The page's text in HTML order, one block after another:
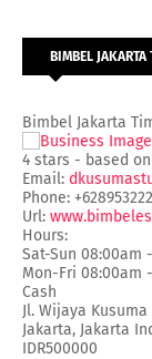
BIMBEL JAKARTA
Bimbel Jakarta
4 stars - based on
Email:
Phone:
Url:
Hours:
Sat-Sun 08:00am
Mon-Fri 08:00am
Cash
Jl. Wijaya
Jakarta, Jakarta
IDR500000